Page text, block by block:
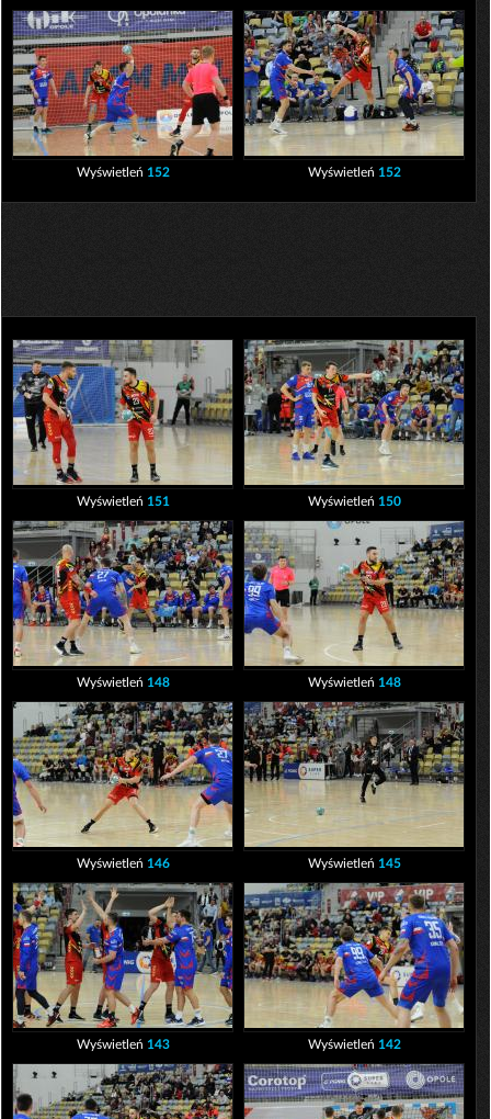
Wyświetleń 152 Wyświetleń 152
Wyświetleń 151 Wyświetleń 150
Wyświetleń 148 Wyświetleń 148
Wyświetleń 146 Wyświetleń 145
Wyświetleń 143 Wyświetleń 142